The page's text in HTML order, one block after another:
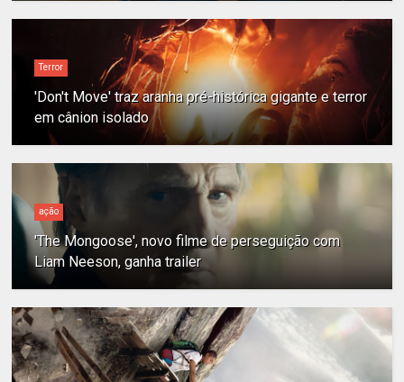
Terror
'Don't Move' traz aranha pré-histórica gigante e terror
em cânion isolado
ação
'The Mongoose', novo filme de perseguição com
Liam Neeson, ganha trailer